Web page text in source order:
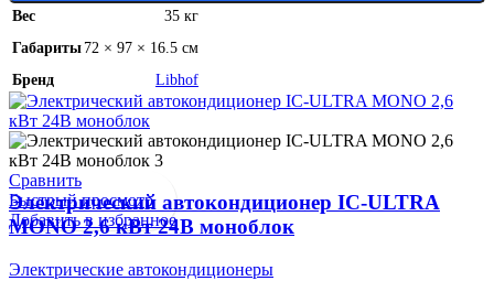
Вес
35 кг
Габариты72 × 97 × 16.5 см
Бренд
Libhof
Сравнить
Быстрый просмотр
Добавить в избранное
Электрический автокондиционер IC-ULTRA
MONO 2,6 кВт 24В моноблок
Электрические автокондиционеры